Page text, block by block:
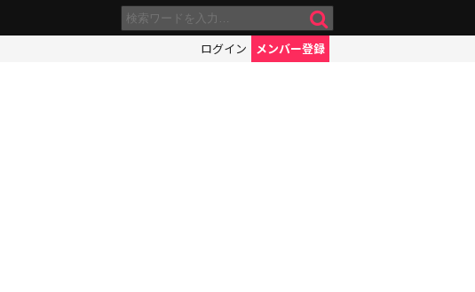
ログイン メンバー登録